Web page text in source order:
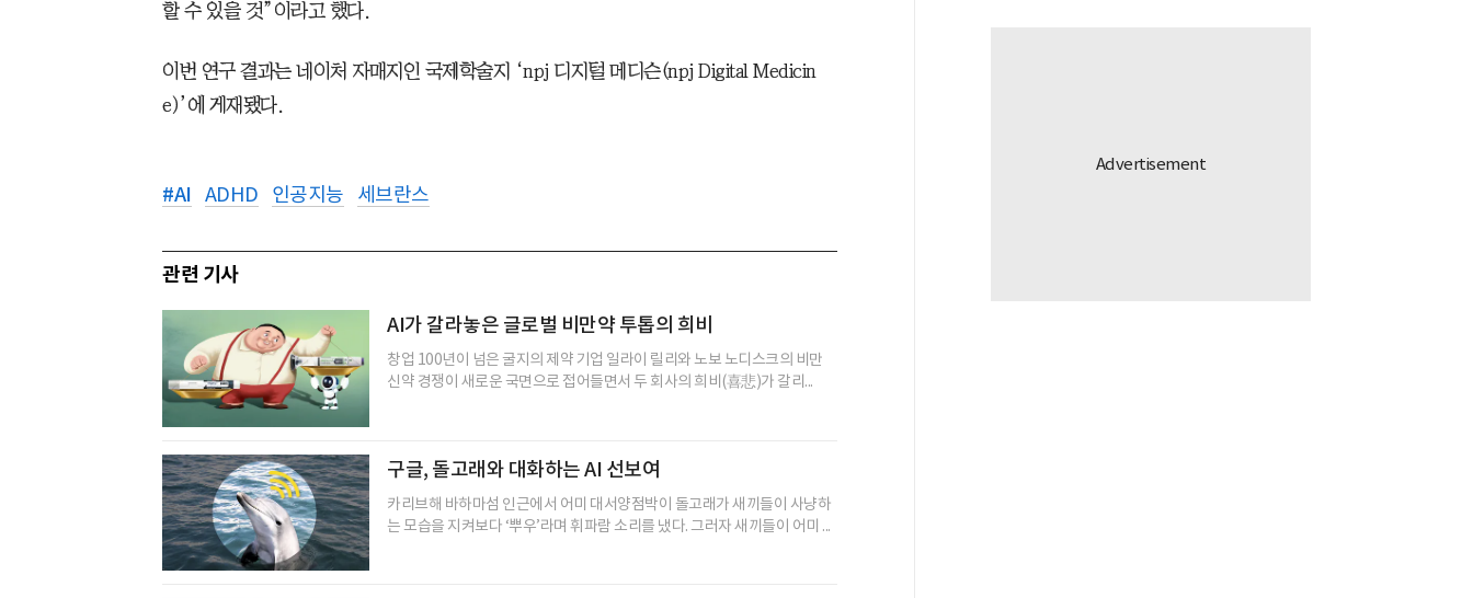
할 수 있을 것”이라고 했다.
이번 연구 결과는 네이처 자매지인 국제학술지 ‘npj 디지털 메디슨(npj Digital Medicin
e)’에 게재됐다.
#AI ADHD 인공지능 세브란스
관련 기사
AI가 갈라놓은 글로벌 비만약 투톱의 희비
창업 100년이 넘은 굴지의 제약 기업 일라이 릴리와 노보 노디스크의 비만
신약 경쟁이 새로운 국면으로 접어들면서 두 회사의 희비(喜悲)가 갈리...
구글, 돌고래와 대화하는 AI 선보여
카리브해 바하마섬 인근에서 어미 대서양점박이 돌고래가 새끼들이 사냥하
는 모습을 지켜보다 ‘뿌우’라며 휘파람 소리를 냈다. 그러자 새끼들이 어미 ...